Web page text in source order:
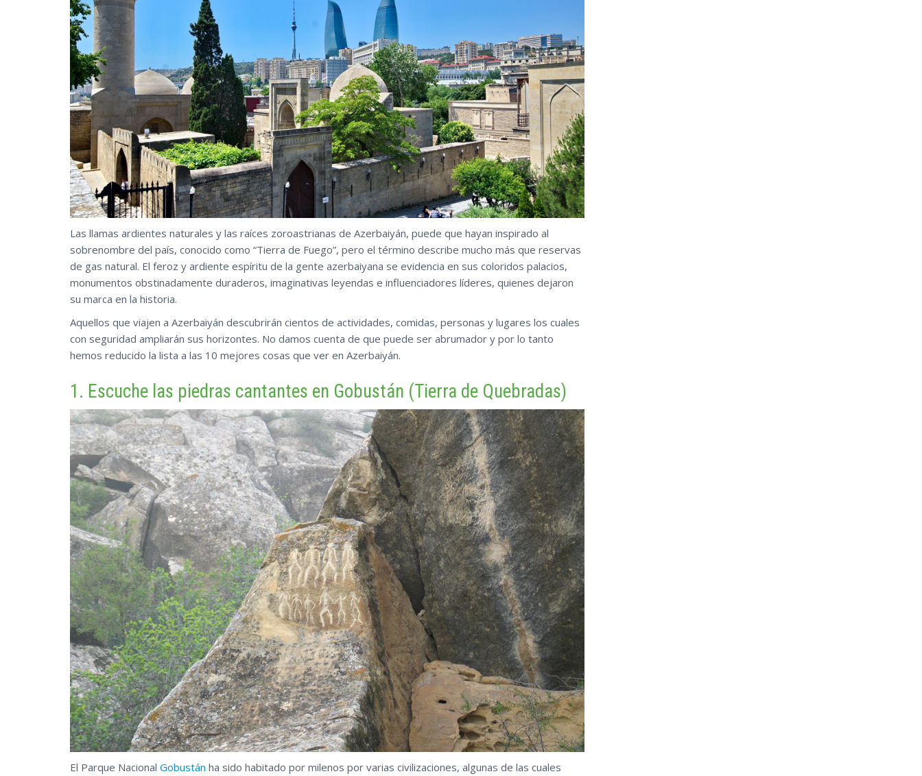
Las llamas ardientes naturales y las raíces zoroastrianas de Azerbaiyán, puede que hayan inspirado al
sobrenombre del país, conocido como “Tierra de Fuego”, pero el término describe mucho más que reservas
de gas natural. El feroz y ardiente espíritu de la gente azerbaiyana se evidencia en sus coloridos palacios,
monumentos obstinadamente duraderos, imaginativas leyendas e influenciadores líderes, quienes dejaron
su marca en la historia.
Aquellos que viajen a Azerbaiyán descubrirán cientos de actividades, comidas, personas y lugares los cuales
con seguridad ampliarán sus horizontes. No damos cuenta de que puede ser abrumador y por lo tanto
hemos reducido la lista a las 10 mejores cosas que ver en Azerbaiyán.
1. Escuche las piedras cantantes en Gobustán (Tierra de Quebradas)
El Parque Nacional Gobustán ha sido habitado por milenos por varias civilizaciones, algunas de las cuales